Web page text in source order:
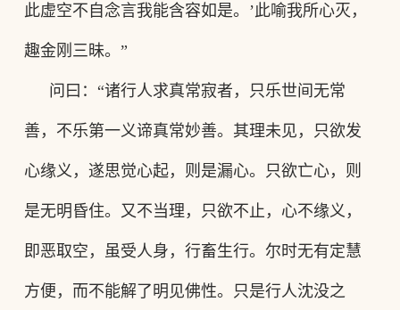
此虚空不自念言我能含容如是。’此喻我所心灭，
趣金刚三昧。”
问曰 ： “诸行人求真常寂者，只乐世间无常
善，不乐第一义谛真常妙善。其理未见，只欲发
心缘义，遂思觉心起，则是漏心。只欲亡心，则
是无明昏住。又不当理，只欲不止，心不缘义，
即恶取空，虽受人身，行畜生行。尔时无有定慧
方便，而不能解了明见佛性。只是行人沈没之